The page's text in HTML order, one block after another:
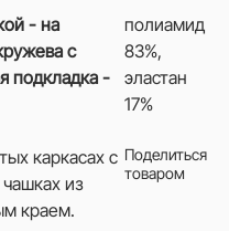
- на
с
подкладка -
каркасах с
из
краем.
полиамид
83%,
эластан
17%
Поделиться
товаром